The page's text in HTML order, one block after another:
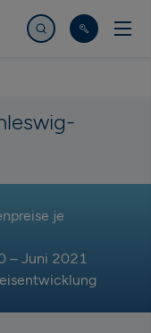
Jetzt suchen
je
– Juni 2021